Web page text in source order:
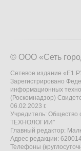
© ООО «Сеть
Сетевое издание
Зарегистрировано
информационных
(Роскомнадзор)
06.02.2023 г.
Учредитель: Общество
ТЕХНОЛОГИИ"
Главный редактор:
Адрес редакции:
Телефоны